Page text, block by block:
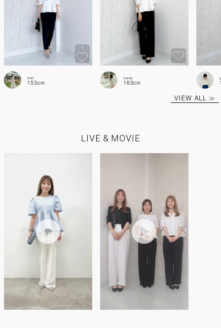
1
mei
153cm
nana
163cm
VIEW ALL ≫
LIVE & MOVIE